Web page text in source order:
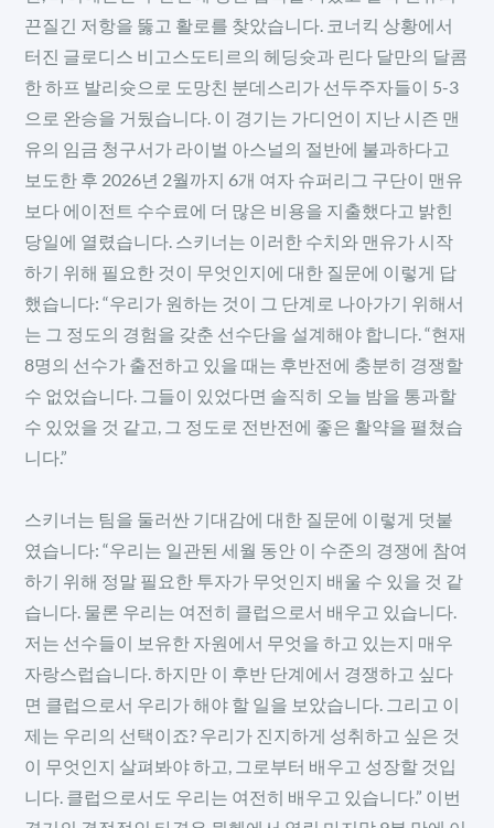
끈질긴 저항을 뚫고 활로를 찾았습니다. 코너킥 상황에서
터진 글로디스 비고스도티르의 헤딩슛과 린다 달만의 달콤
한 하프 발리슛으로 도망친 분데스리가 선두주자들이 5-3
으로 완승을 거뒀습니다. 이 경기는 가디언이 지난 시즌 맨
유의 임금 청구서가 라이벌 아스널의 절반에 불과하다고
보도한 후 2026년 2월까지 6개 여자 슈퍼리그 구단이 맨유
보다 에이전트 수수료에 더 많은 비용을 지출했다고 밝힌
당일에 열렸습니다. 스키너는 이러한 수치와 맨유가 시작
하기 위해 필요한 것이 무엇인지에 대한 질문에 이렇게 답
했습니다: “우리가 원하는 것이 그 단계로 나아가기 위해서
는 그 정도의 경험을 갖춘 선수단을 설계해야 합니다. “현재
8명의 선수가 출전하고 있을 때는 후반전에 충분히 경쟁할
수 없었습니다. 그들이 있었다면 솔직히 오늘 밤을 통과할
수 있었을 것 같고, 그 정도로 전반전에 좋은 활약을 펼쳤습
니다.”
스키너는 팀을 둘러싼 기대감에 대한 질문에 이렇게 덧붙
였습니다: “우리는 일관된 세월 동안 이 수준의 경쟁에 참여
하기 위해 정말 필요한 투자가 무엇인지 배울 수 있을 것 같
습니다. 물론 우리는 여전히 클럽으로서 배우고 있습니다.
저는 선수들이 보유한 자원에서 무엇을 하고 있는지 매우
자랑스럽습니다. 하지만 이 후반 단계에서 경쟁하고 싶다
면 클럽으로서 우리가 해야 할 일을 보았습니다. 그리고 이
제는 우리의 선택이죠? 우리가 진지하게 성취하고 싶은 것
이 무엇인지 살펴봐야 하고, 그로부터 배우고 성장할 것입
니다. 클럽으로서도 우리는 여전히 배우고 있습니다.” 이번